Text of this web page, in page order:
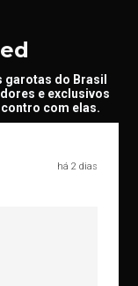
garotas do Brasil
e exclusivos
com elas.
há 2 dias